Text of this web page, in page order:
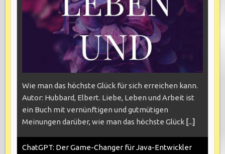
Wie man das höchste Glück für sich erreichen kann.
Autor: Hubbard, Elbert. Liebe, Leben und Arbeit ist
ein Buch mit vernünftigen und gutmütigen
Meinungen darüber, wie man das höchste Glück [...]
ChatGPT: Der Game-Changer für Java-Entwickler